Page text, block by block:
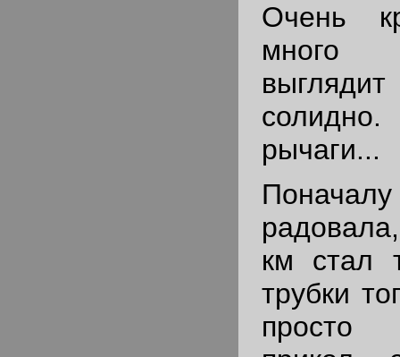
Очень
много
рычаги...
км стал
трубки
просто